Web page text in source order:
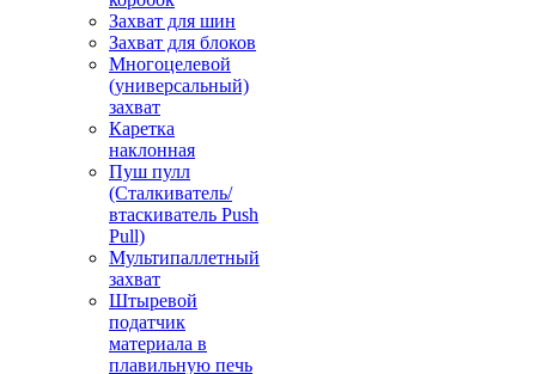
Захват для шин
Захват для блоков
Многоцелевой
(универсальный)
захват
Каретка
наклонная
Пуш пулл
(Сталкиватель/
втаскиватель Push
Pull)
Мультипаллетный
захват
Штыревой
податчик
материала в
плавильную печь